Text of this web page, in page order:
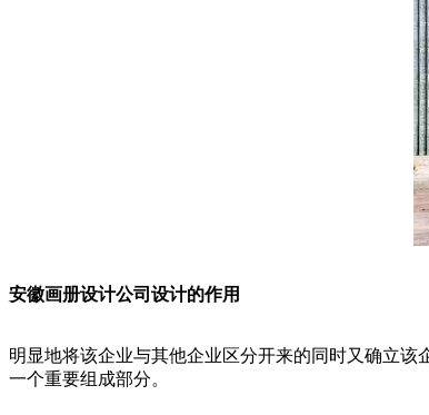
安徽画册设计公司设计的作用
明显地将该企业与其他企业区分开来的同时又确立
一个重要组成部分。